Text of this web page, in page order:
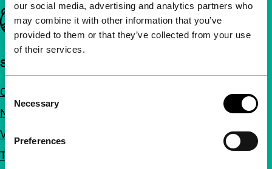
our social media, advertising and analytics partners who
may combine it with other information that you’ve
provided to them or that they’ve collected from your use
of their services.
Consent
Selection
Necessary
Preferences
Belangrijke links
Snel naar
Over ons
Nieuwsbrieven
Veelgestelde vragen
Toegankelijkheid